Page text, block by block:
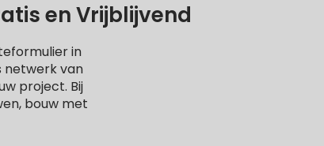
en Vrijblijvend
in
netwerk van
project. Bij
bouw met